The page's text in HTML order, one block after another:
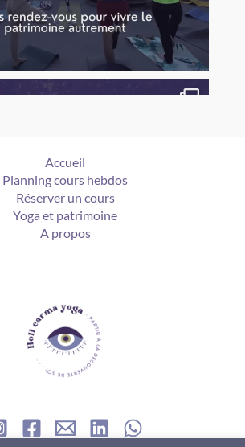
Accueil
Planning cours hebdos
Réserver un cours
Yoga et patrimoine
A propos